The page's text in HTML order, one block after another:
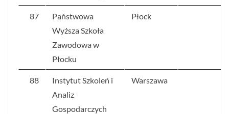
87
Państwowa
Wyższa Szkoła
Zawodowa w
Płocku
Płock
88
Instytut Szkoleń i
Analiz
Gospodarczych
Warszawa